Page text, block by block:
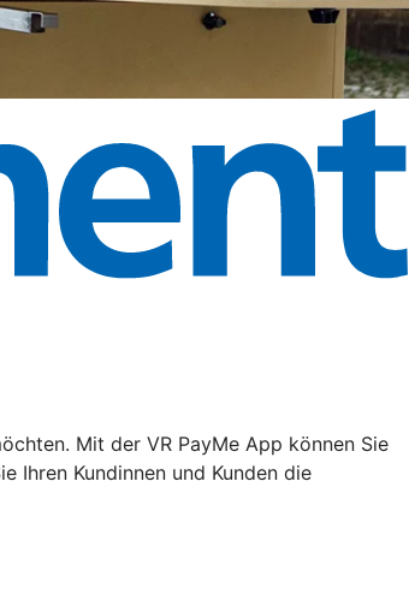
Mit der VR PayMe App können Sie
Ihren Kundinnen und Kunden die